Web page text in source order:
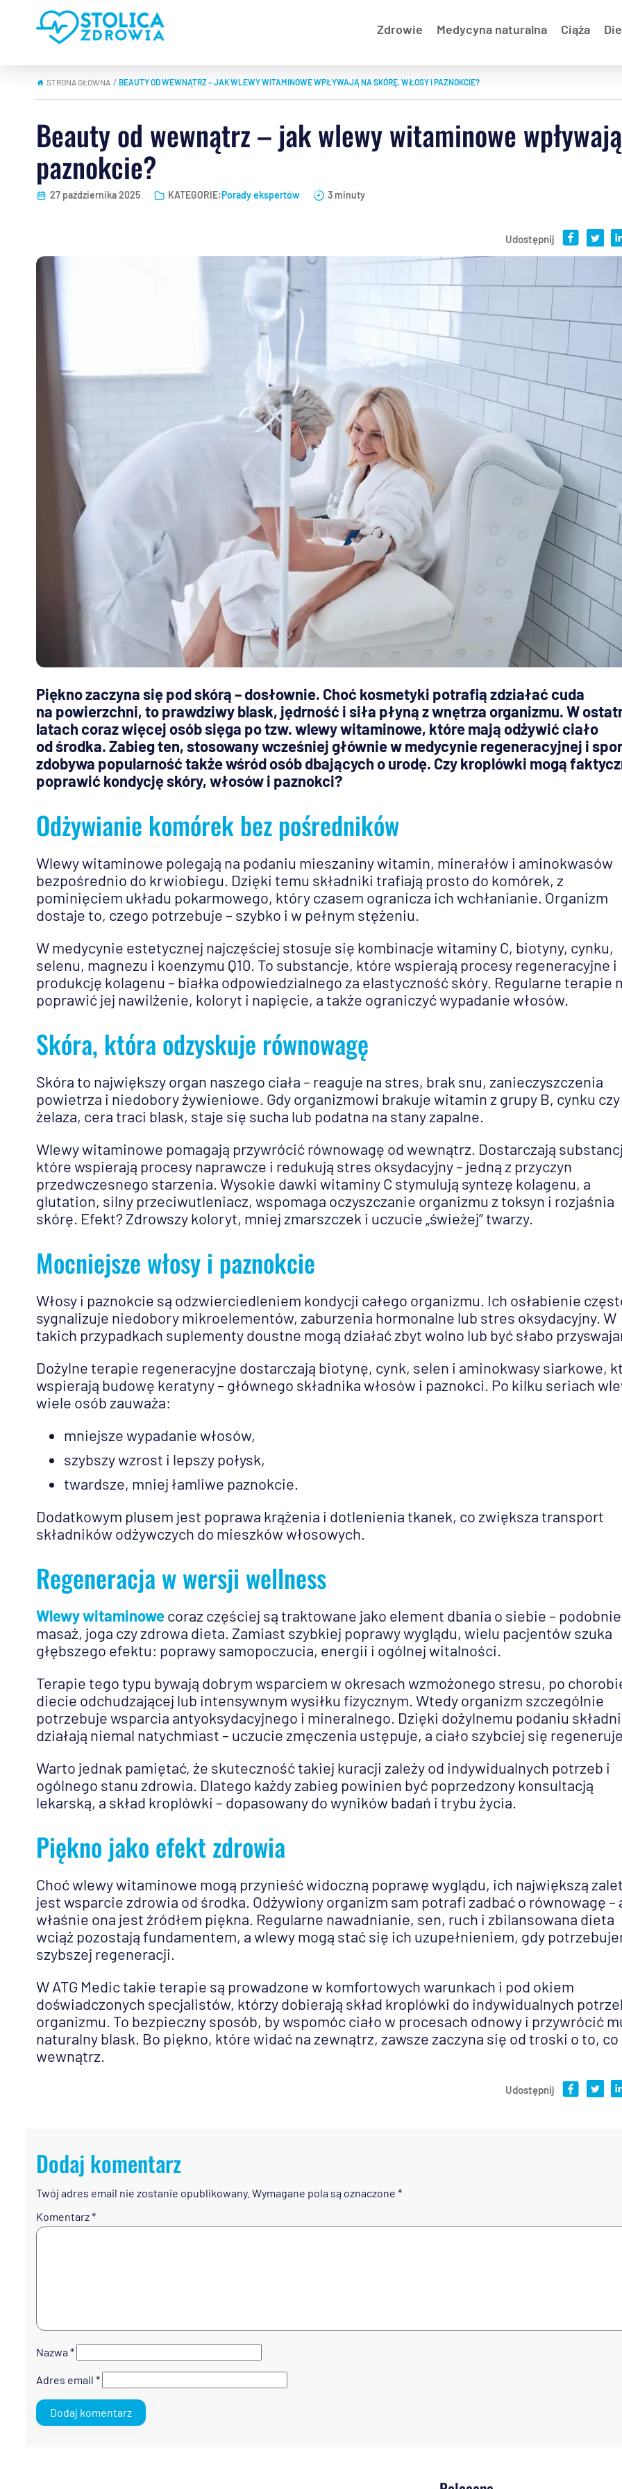
Zdrowie Medycyna naturalna Ciąża
STRONA GŁÓWNA | BEAUTY OD WEWNĄTRZ – JAK WLEWY WITAMINOWE WPŁYWAJĄ NA SKÓRĘ, WŁOSY I PAZNOKCIE?
Beauty od wewnątrz – jak wlewy witaminowe
paznokcie?
27 października 2025 KATEGORIE:Porady ekspertów 3 minuty
Udostępnij
Piękno zaczyna się pod skórą – dosłownie. Choć kosmetyki potrafią zdziałać cuda
na powierzchni, to prawdziwy blask, jędrność i siła płyną z wnętrza organizmu. W
latach coraz więcej osób sięga po tzw. wlewy witaminowe, które mają odżywić ciało
od środka. Zabieg ten, stosowany wcześniej głównie w medycynie regeneracyjnej i
zdobywa popularność także wśród osób dbających o urodę. Czy kroplówki mogą
poprawić kondycję skóry, włosów i paznokci?
Odżywianie komórek bez pośredników
Wlewy witaminowe polegają na podaniu mieszaniny witamin, minerałów i aminokwasów
bezpośrednio do krwiobiegu. Dzięki temu składniki trafiają prosto do komórek, z
pominięciem układu pokarmowego, który czasem ogranicza ich wchłanianie. Organizm
dostaje to, czego potrzebuje – szybko i w pełnym stężeniu.
W medycynie estetycznej najczęściej stosuje się kombinacje witaminy C, biotyny, cynku,
selenu, magnezu i koenzymu Q10. To substancje, które wspierają procesy regeneracyjne i
produkcję kolagenu – białka odpowiedzialnego za elastyczność skóry. Regularne terapie
poprawić jej nawilżenie, koloryt i napięcie, a także ograniczyć wypadanie włosów.
Skóra, która odzyskuje równowagę
Skóra to największy organ naszego ciała – reaguje na stres, brak snu, zanieczyszczenia
powietrza i niedobory żywieniowe. Gdy organizmowi brakuje witamin z grupy B, cynku czy
żelaza, cera traci blask, staje się sucha lub podatna na stany zapalne.
Wlewy witaminowe pomagają przywrócić równowagę od wewnątrz. Dostarczają
które wspierają procesy naprawcze i redukują stres oksydacyjny – jedną z przyczyn
przedwczesnego starzenia. Wysokie dawki witaminy C stymulują syntezę kolagenu, a
glutation, silny przeciwutleniacz, wspomaga oczyszczanie organizmu z toksyn i rozjaśnia
skórę. Efekt? Zdrowszy koloryt, mniej zmarszczek i uczucie „świeżej” twarzy.
Mocniejsze włosy i paznokcie
Włosy i paznokcie są odzwierciedleniem kondycji całego organizmu. Ich osłabienie
sygnalizuje niedobory mikroelementów, zaburzenia hormonalne lub stres oksydacyjny. W
takich przypadkach suplementy doustne mogą działać zbyt wolno lub być słabo
Dożylne terapie regeneracyjne dostarczają biotynę, cynk, selen i aminokwasy siarkowe,
wspierają budowę keratyny – głównego składnika włosów i paznokci. Po kilku seriach
wiele osób zauważa:
mniejsze wypadanie włosów,
szybszy wzrost i lepszy połysk,
twardsze, mniej łamliwe paznokcie.
Dodatkowym plusem jest poprawa krążenia i dotlenienia tkanek, co zwiększa transport
składników odżywczych do mieszków włosowych.
Regeneracja w wersji wellness
Wlewy witaminowecoraz częściej są traktowane jako element dbania o siebie –
masaż, joga czy zdrowa dieta. Zamiast szybkiej poprawy wyglądu, wielu pacjentów szuka
głębszego efektu: poprawy samopoczucia, energii i ogólnej witalności.
Terapie tego typu bywają dobrym wsparciem w okresach wzmożonego stresu, po
diecie odchudzającej lub intensywnym wysiłku fizycznym. Wtedy organizm szczególnie
potrzebuje wsparcia antyoksydacyjnego i mineralnego. Dzięki dożylnemu podaniu
działają niemal natychmiast – uczucie zmęczenia ustępuje, a ciało szybciej się regeneruje.
Warto jednak pamiętać, że skuteczność takiej kuracji zależy od indywidualnych potrzeb i
ogólnego stanu zdrowia. Dlatego każdy zabieg powinien być poprzedzony konsultacją
lekarską, a skład kroplówki – dopasowany do wyników badań i trybu życia.
Piękno jako efekt zdrowia
Choć wlewy witaminowe mogą przynieść widoczną poprawę wyglądu, ich największą
jest wsparcie zdrowia od środka. Odżywiony organizm sam potrafi zadbać o równowagę –
właśnie ona jest źródłem piękna. Regularne nawadnianie, sen, ruch i zbilansowana dieta
wciąż pozostają fundamentem, a wlewy mogą stać się ich uzupełnieniem, gdy
szybszej regeneracji.
W ATG Medic takie terapie są prowadzone w komfortowych warunkach i pod okiem
doświadczonych specjalistów, którzy dobierają skład kroplówki do indywidualnych
organizmu. To bezpieczny sposób, by wspomóc ciało w procesach odnowy i przywrócić
naturalny blask. Bo piękno, które widać na zewnątrz, zawsze zaczyna się od troski o to, co
wewnątrz.
Udostępnij
Dodaj komentarz
Twój adres email nie zostanie opublikowany. Wymagane pola są oznaczone *
Komentarz*
Nazwa *
Adres email *